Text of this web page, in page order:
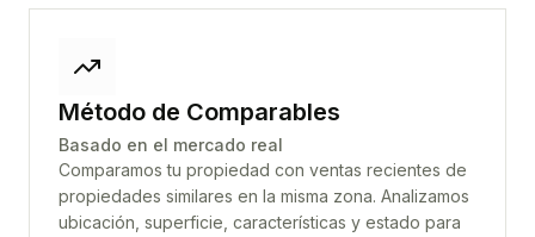
Método de Comparables
Basado en el mercado real
Comparamos tu propiedad con ventas recientes de
propiedades similares en la misma zona. Analizamos
ubicación, superficie, características y estado para